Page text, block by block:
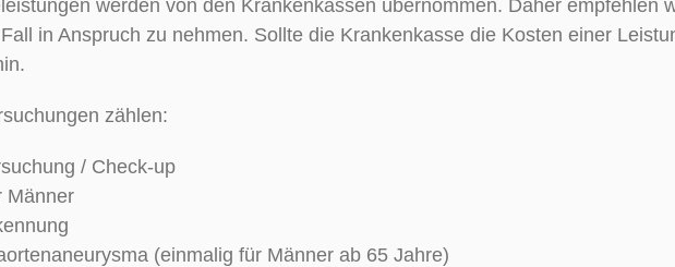
werden von den Krankenkassen übernommen. Daher empfehlen
in Anspruch zu nehmen. Sollte die Krankenkasse die Kosten einer
zählen:
/ Check-up
Männer
(einmalig für Männer ab 65 Jahre)